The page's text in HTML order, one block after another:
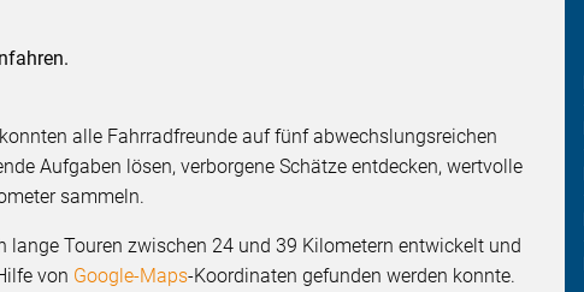
alle Fahrradfreunde auf fünf abwechslungsreichen
Aufgaben lösen, verborgene Schätze entdecken, wertvolle
sammeln.
lange Touren zwischen 24 und 39 Kilometern entwickelt und
von Google-Maps-Koordinaten gefunden werden konnte.